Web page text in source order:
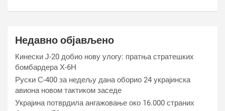
Недавно објављено
Кинески Ј-20 добио нову улогу: пратња стратешких
бомбардера Х-6Н
Руски С-400 за недељу дана оборио 24 украјинска
авиона новом тактиком заседе
Украјина потврдила ангажовање око 16.000 страних